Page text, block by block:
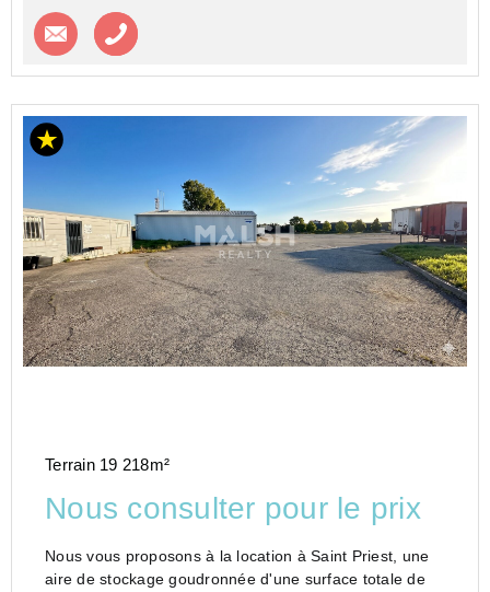
Contacter l'agence
Terrain 19 218m²
Nous consulter pour le prix
Nous vous proposons à la location à Saint Priest, une
aire de stockage goudronnée d'une surface totale de